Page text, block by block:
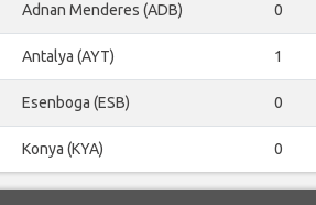
Adnan Menderes (ADB) 0
Antalya (AYT) 1
Esenboga (ESB) 0
Konya (KYA) 0